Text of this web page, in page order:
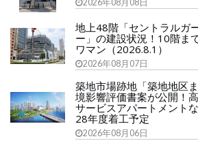
2026年08月08日
地上48階「セントラルガ
ー」の建設状況！10階ま
ワマン（2026.8.1）
2026年08月07日
築地市場跡地「築地地区
境影響評価書案が公開！
サービスアパートメント
28年度着工予定
2026年08月06日